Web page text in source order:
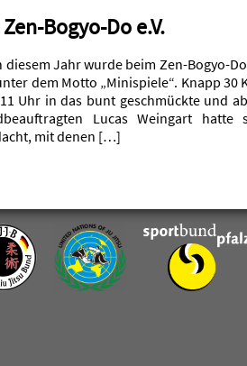
Bogyo-Do e.V.
diesem Jahr wurde beim Zen-Bogyo-
dem Motto „Minispiele“. Knapp
Uhr in das bunt geschmückte und
Lucas Weingart
mit denen […]